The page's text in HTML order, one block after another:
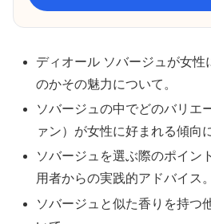
ディオール ソバージュが女性
のかその魅力について。
ソバージュの中でどのバリエ
ァン）が女性に好まれる傾向
ソバージュを選ぶ際のポイン
用者からの実践的アドバイス。
ソバージュと似た香りを持つ